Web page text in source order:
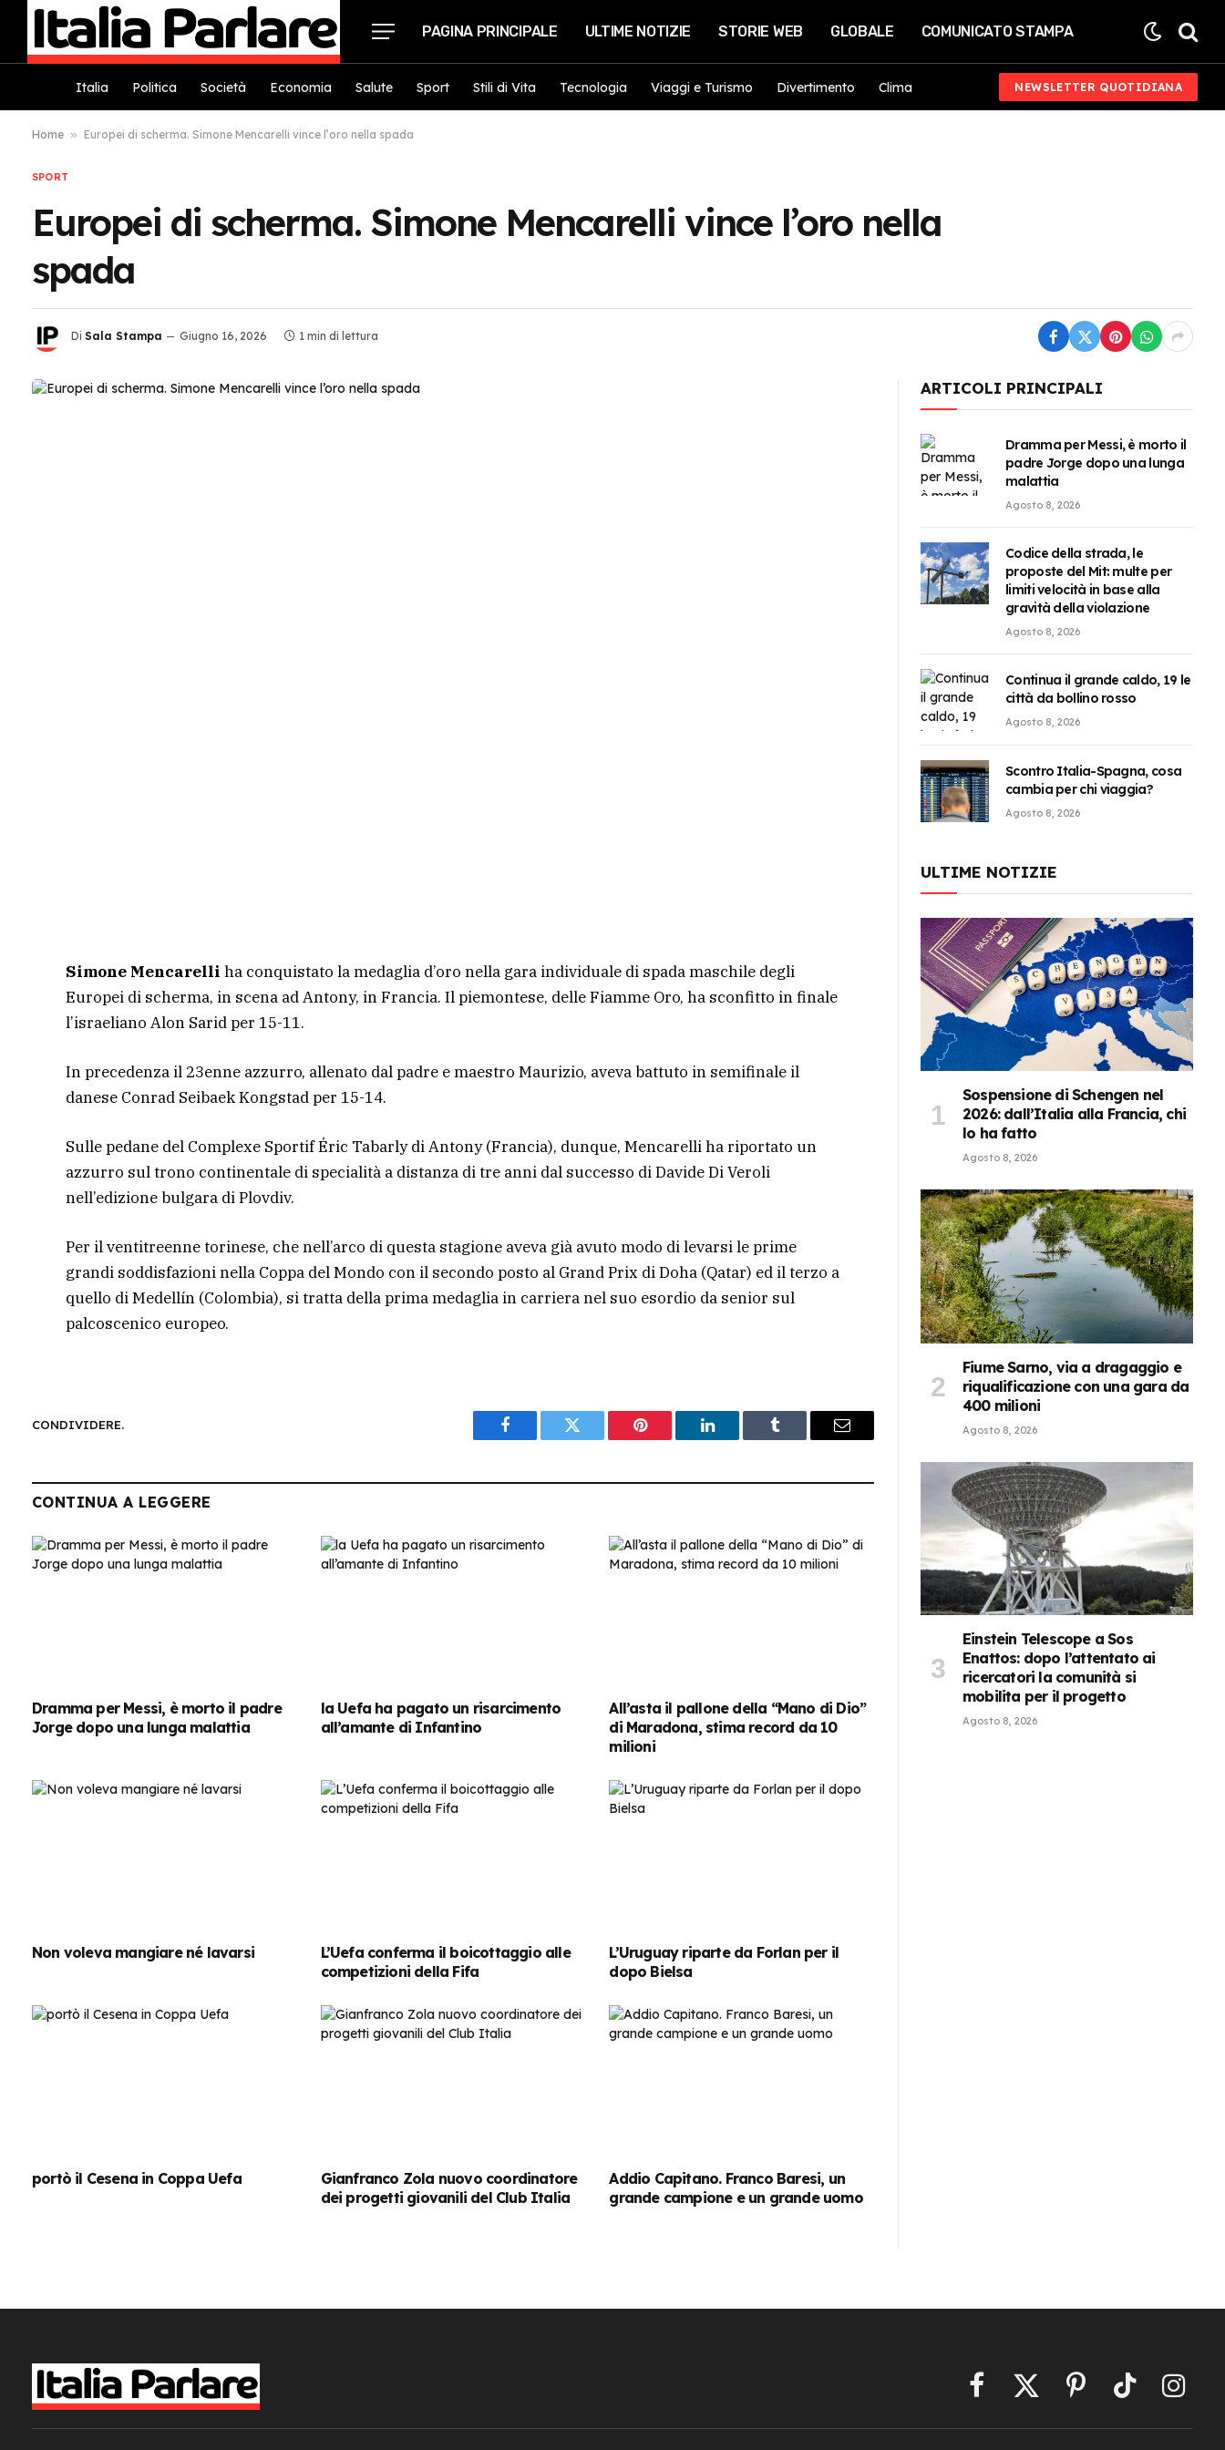
PAGINA PRINCIPALE ULTIME NOTIZIE STORIE WEB GLOBALE COMUNICATO STAMPA
Italia Politica Società Economia Salute Sport Stili di Vita Tecnologia Viaggi e Turismo Divertimento Clima NEWSLETTER QUOTIDIANA
Home » Europei di scherma. Simone Mencarelli vince l’oro nella spada
SPORT
Europei di scherma. Simone Mencarelli vince l’oro nella
spada
Di Sala Stampa Giugno 16, 2026 1 min di lettura
Simone Mencarelli ha conquistato la medaglia d’oro nella gara individuale di spada maschile degli
Europei di scherma, in scena ad Antony, in Francia. Il piemontese, delle Fiamme Oro, ha sconfitto in finale
l’israeliano Alon Sarid per 15-11.
In precedenza il 23enne azzurro, allenato dal padre e maestro Maurizio, aveva battuto in semifinale il
danese Conrad Seibaek Kongstad per 15-14.
Sulle pedane del Complexe Sportif Éric Tabarly di Antony (Francia), dunque, Mencarelli ha riportato un
azzurro sul trono continentale di specialità a distanza di tre anni dal successo di Davide Di Veroli
nell’edizione bulgara di Plovdiv.
Per il ventitreenne torinese, che nell’arco di questa stagione aveva già avuto modo di levarsi le prime
grandi soddisfazioni nella Coppa del Mondo con il secondo posto al Grand Prix di Doha (Qatar) ed il terzo a
quello di Medellín (Colombia), si tratta della prima medaglia in carriera nel suo esordio da senior sul
palcoscenico europeo.
CONDIVIDERE.
Facebook Twitter Pinterest LinkedIn Tumblr Email
CONTINUA A LEGGERE
Dramma per Messi, è morto il padre
Jorge dopo una lunga malattia
la Uefa ha pagato un risarcimento
all’amante di Infantino
All’asta il pallone della “Mano di Dio”
di Maradona, stima record da 10
milioni
Non voleva mangiare né lavarsi
L’Uefa conferma il boicottaggio alle
competizioni della Fifa
L’Uruguay riparte da Forlan per il
dopo Bielsa
portò il Cesena in Coppa Uefa
Gianfranco Zola nuovo coordinatore
dei progetti giovanili del Club Italia
Addio Capitano. Franco Baresi, un
grande campione e un grande uomo
ARTICOLI PRINCIPALI
Dramma per Messi, è morto il
padre Jorge dopo una lunga
malattia
Agosto 8, 2026
Codice della strada, le
proposte del Mit: multe per
limiti velocità in base alla
gravità della violazione
Agosto 8, 2026
Continua il grande caldo, 19 le
città da bollino rosso
Agosto 8, 2026
Scontro Italia-Spagna, cosa
cambia per chi viaggia?
Agosto 8, 2026
ULTIME NOTIZIE
Sospensione di Schengen nel
2026: dall’Italia alla Francia, chi
lo ha fatto
Agosto 8, 2026
Fiume Sarno, via a dragaggio e
riqualificazione con una gara da
400 milioni
Agosto 8, 2026
Einstein Telescope a Sos
Enattos: dopo l’attentato ai
ricercatori la comunità si
mobilita per il progetto
Agosto 8, 2026
Facebook
X
PinterestTikTok